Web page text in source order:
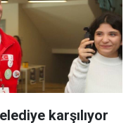
karşılıyor